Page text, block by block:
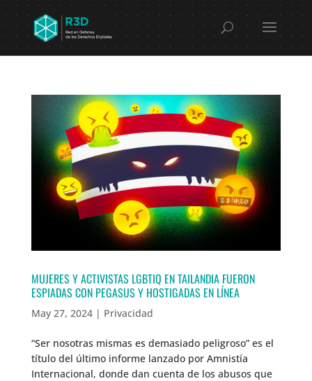
MUJERES Y ACTIVISTAS LGBTIQ EN TAILANDIA FUERON
ESPIADAS CON PEGASUS Y HOSTIGADAS EN LÍNEA
May 27, 2024| Privacidad
“Ser nosotras mismas es demasiado peligroso” es el
título del último informe lanzado por Amnistía
Internacional, donde dan cuenta de los abusos que